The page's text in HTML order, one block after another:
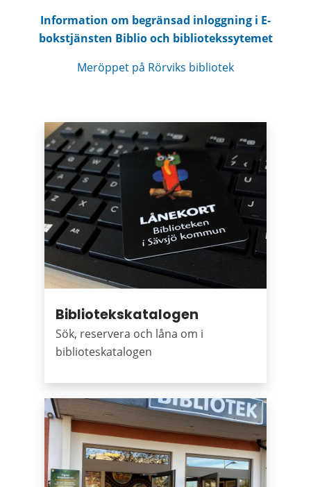
Information om begränsad inloggning i E-
bokstjänsten Biblio och bibliotekssytemet
Meröppet på Rörviks bibliotek
Puffar
Bibliotekskatalogen
Sök, reservera och låna om i
biblioteskatalogen